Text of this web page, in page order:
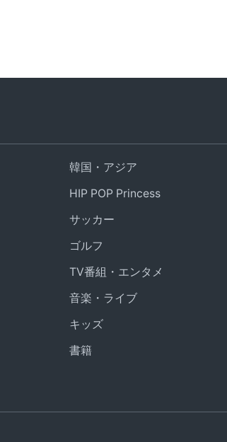
韓国・アジア
HIP POP Princess
サッカー
ゴルフ
TV番組・エンタメ
音楽・ライブ
キッズ
書籍